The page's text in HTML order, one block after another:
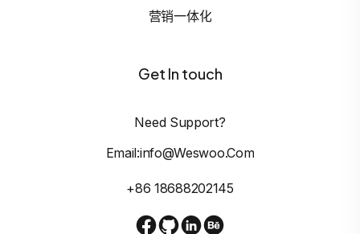
营销一体化
Get In touch
Need Support?
Email:info@weswoo.com
+86 18688202145